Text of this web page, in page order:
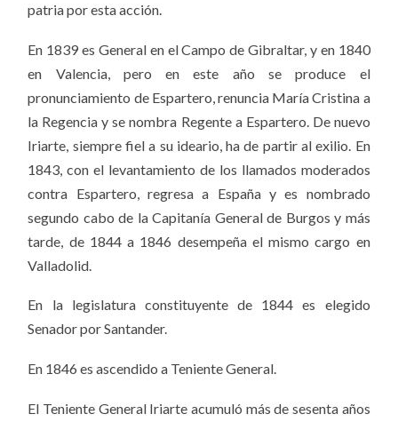
patria por esta acción.
En 1839 es General en el Campo de Gibraltar, y en 1840
en Valencia, pero en este año se produce el
pronunciamiento de Espartero, renuncia María Cristina a
la Regencia y se nombra Regente a Espartero. De nuevo
Iriarte, siempre fiel a su ideario, ha de partir al exilio. En
1843, con el levantamiento de los llamados moderados
contra Espartero, regresa a España y es nombrado
segundo cabo de la Capitanía General de Burgos y más
tarde, de 1844 a 1846 desempeña el mismo cargo en
Valladolid.
En la legislatura constituyente de 1844 es elegido
Senador por Santander.
En 1846 es ascendido a Teniente General.
El Teniente General Iriarte acumuló más de sesenta años